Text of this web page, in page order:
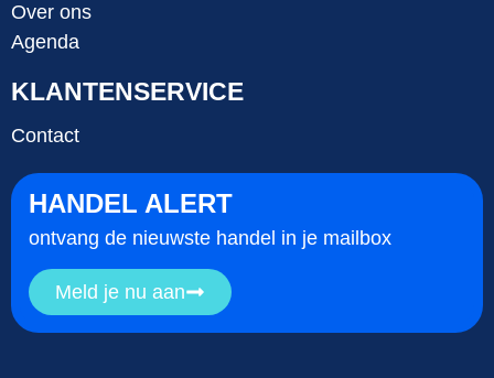
Over ons
Agenda
KLANTENSERVICE
Contact
HANDEL ALERT
ontvang de nieuwste handel in je mailbox
Meld je nu aan